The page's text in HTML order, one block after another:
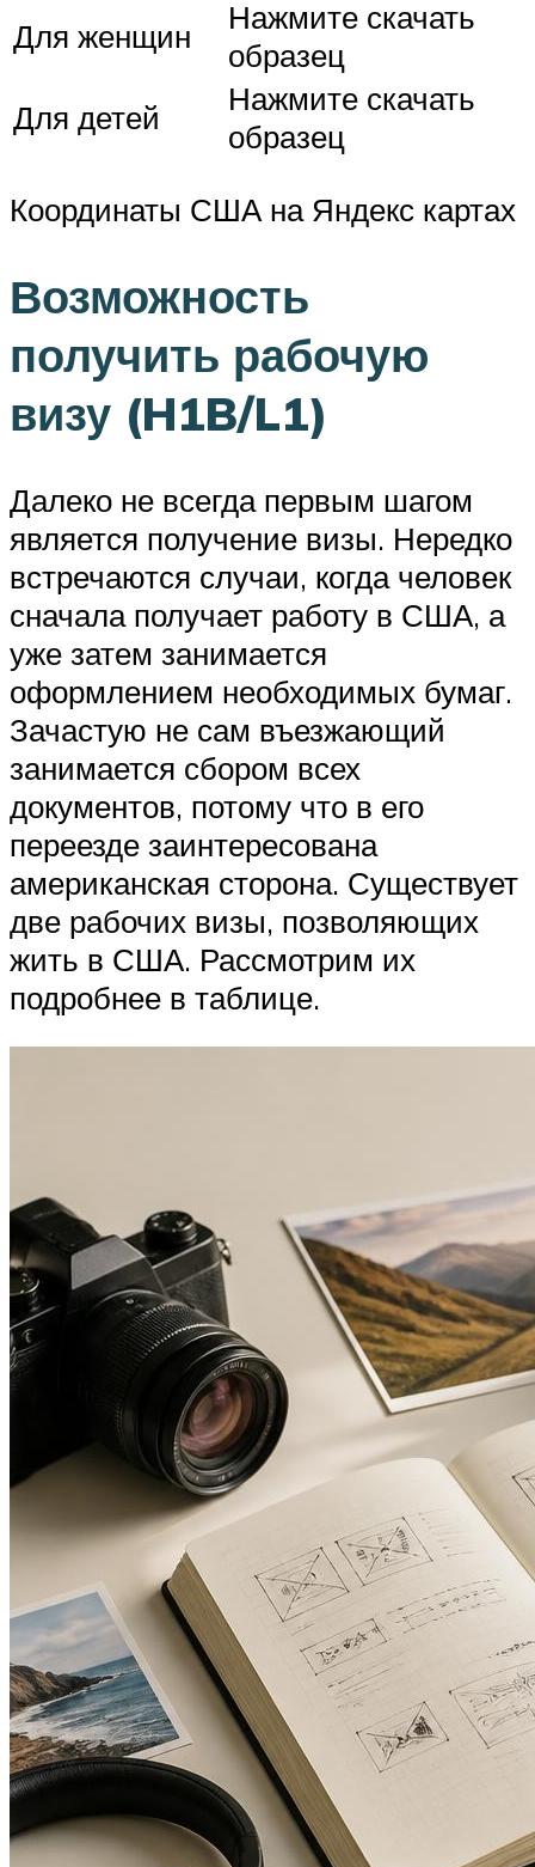
Для женщин
Нажмите скачать
образец
Для детей
Нажмите скачать
образец
Координаты США на Яндекс картах
Возможность
получить рабочую
визу (H1B/L1)
Далеко не всегда первым шагом
является получение визы. Нередко
встречаются случаи, когда человек
сначала получает работу в США, а
уже затем занимается
оформлением необходимых бумаг.
Зачастую не сам въезжающий
занимается сбором всех
документов, потому что в его
переезде заинтересована
американская сторона. Существует
две рабочих визы, позволяющих
жить в США. Рассмотрим их
подробнее в таблице.